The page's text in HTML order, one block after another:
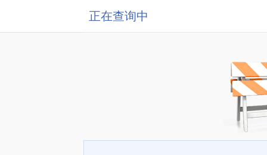
正在查询中